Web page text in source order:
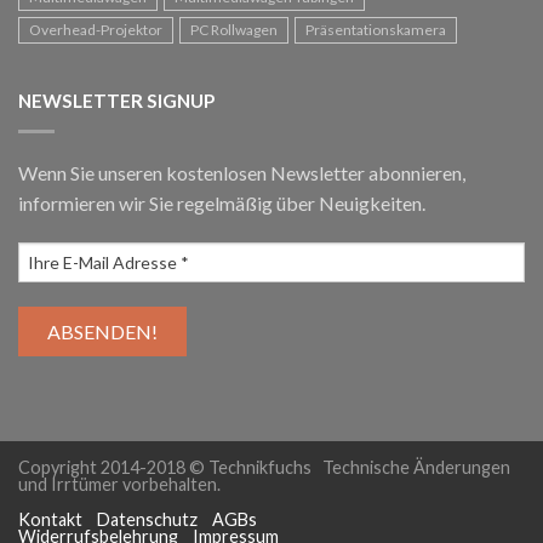
Overhead-Projektor
PC Rollwagen Präsentationskamera
NEWSLETTER SIGNUP
Wenn Sie unseren kostenlosen Newsletter abonnieren,
informieren wir Sie regelmäßig über Neuigkeiten.
Copyright 2014-2018 © Technikfuchs Technische Änderungen
und Irrtümer vorbehalten.
Kontakt
Datenschutz
AGBs
Widerrufsbelehrung
Impressum